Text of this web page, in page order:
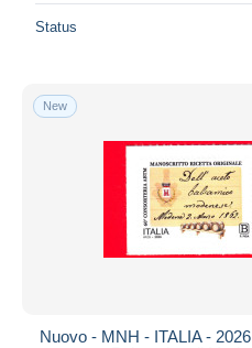
Status
New
Nuovo - MNH - ITALIA -